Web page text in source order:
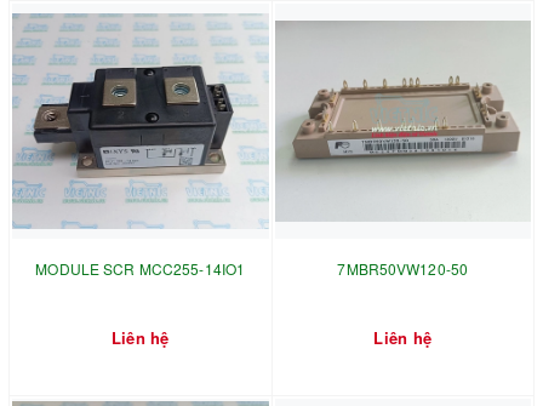
MODULE SCR MCC255-14IO1
Liên hệ
7MBR50VW120-50
Liên hệ